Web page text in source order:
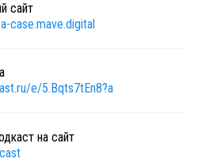
сайт
case.mave.digital
e/5.Bqts7tEn8?a
на сайт